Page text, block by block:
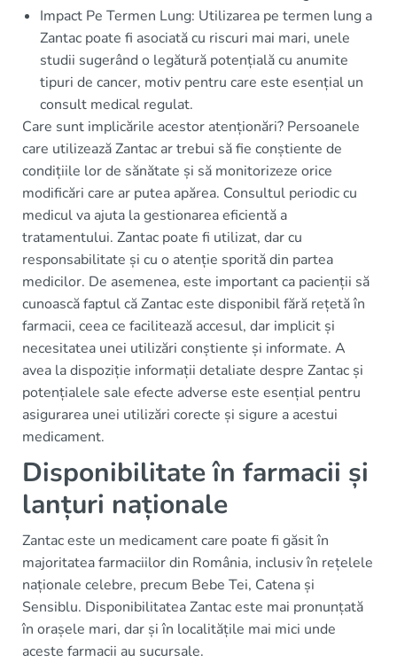
Impact Pe Termen Lung: Utilizarea pe termen lung a
Zantac poate fi asociată cu riscuri mai mari, unele
studii sugerând o legătură potențială cu anumite
tipuri de cancer, motiv pentru care este esențial un
consult medical regulat.
Care sunt implicările acestor atenționări? Persoanele
care utilizează Zantac ar trebui să fie conștiente de
condițiile lor de sănătate și să monitorizeze orice
modificări care ar putea apărea. Consultul periodic cu
medicul va ajuta la gestionarea eficientă a
tratamentului. Zantac poate fi utilizat, dar cu
responsabilitate și cu o atenție sporită din partea
medicilor. De asemenea, este important ca pacienții să
cunoască faptul că Zantac este disponibil fără rețetă în
farmacii, ceea ce facilitează accesul, dar implicit și
necesitatea unei utilizări conștiente și informate. A
avea la dispoziție informații detaliate despre Zantac și
potențialele sale efecte adverse este esențial pentru
asigurarea unei utilizări corecte și sigure a acestui
medicament.
Disponibilitate în farmacii și
lanțuri naționale
Zantac este un medicament care poate fi găsit în
majoritatea farmaciilor din România, inclusiv în rețelele
naționale celebre, precum Bebe Tei, Catena și
Sensiblu. Disponibilitatea Zantac este mai pronunțată
în orașele mari, dar și în localitățile mai mici unde
aceste farmacii au sucursale.